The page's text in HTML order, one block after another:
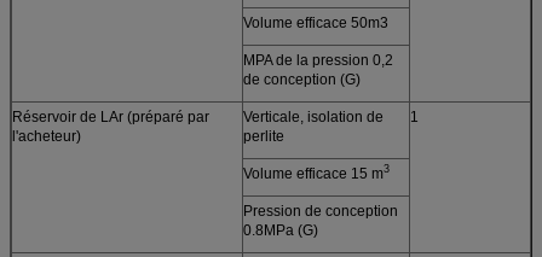
Volume efficace 50m3
MPA de la pression 0,2
de conception (G)
Réservoir de LAr (préparé par
l'acheteur)
Verticale, isolation de
perlite
1
Volume efficace 15 m3
Pression de conception
0.8MPa (G)